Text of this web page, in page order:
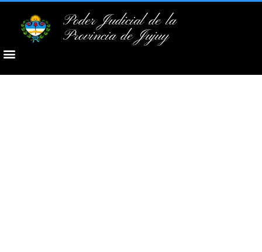
Poder Judicial de la
Provincia de Jujuy